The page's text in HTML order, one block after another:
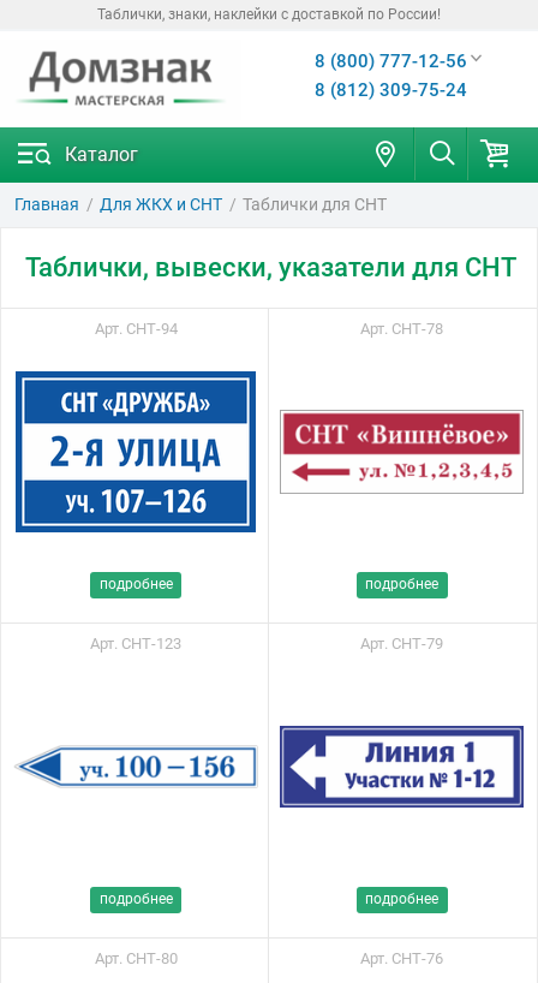
Таблички, знаки, наклейки с доставкой по России!
8 (800) 777-12-56
8 (812) 309-75-24
Каталог
Главная Для ЖКХ и СНТ Таблички для СНТ
Таблички, вывески, указатели для СНТ
Арт. СНТ-94
подробнее
Арт. СНТ-78
подробнее
Арт. СНТ-123
подробнее
Арт. СНТ-79
подробнее
Арт. СНТ-80 Арт. СНТ-76